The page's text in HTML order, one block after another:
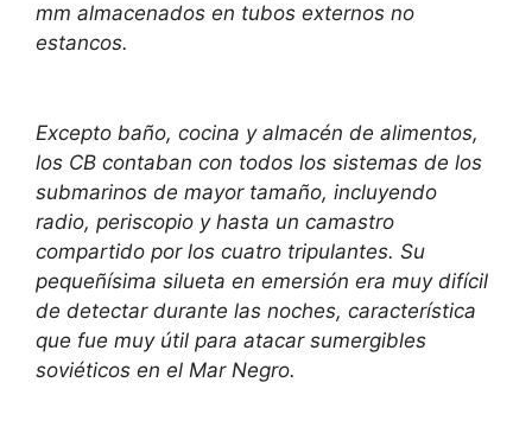
mm almacenados en tubos externos no
estancos.
Excepto baño, cocina y almacén de alimentos,
los CB contaban con todos los sistemas de los
submarinos de mayor tamaño, incluyendo
radio, periscopio y hasta un camastro
compartido por los cuatro tripulantes. Su
pequeñísima silueta en emersión era muy difícil
de detectar durante las noches, característica
que fue muy útil para atacar sumergibles
soviéticos en el Mar Negro.